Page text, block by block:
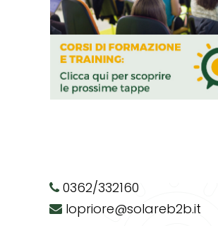
0362/332160
lopriore@solareb2b.it